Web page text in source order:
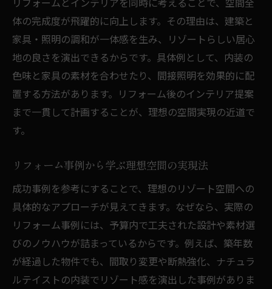
体の完成度が飛躍的に向上します。その理由は、建築と
家具・照明の調和が一体感を生み、リゾートらしい居心
地の良さを演出できるからです。具体例として、内装の
色味と家具の素材を合わせたり、間接照明を効果的に配
置する方法があります。リフォーム後のインテリア提案
まで一貫して計画することが、理想の空間実現の近道で
す。
リフォーム事例から学ぶ理想空間の実現法
成功事例を参考にすることで、理想のリゾート空間への
具体的なアプローチが見えてきます。なぜなら、実際の
リフォーム事例には、予算内で工夫された設計や素材選
びのノウハウが詰まっているからです。例えば、築年数
が経過した物件でも、間取り変更や断熱強化、ナチュラ
ルテイストの内装でリゾート感を演出した事例がありま